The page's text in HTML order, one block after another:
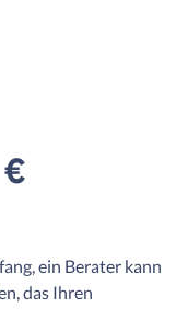
ein Berater kann
das Ihren